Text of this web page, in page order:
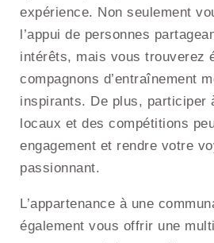
expérience. Non seulement
l’appui de personnes
intérêts, mais vous trouverez
compagnons d’entraînement
inspirants. De plus, participer
locaux et des compétitions
engagement et rendre votre
passionnant.
L’appartenance à une
également vous offrir une